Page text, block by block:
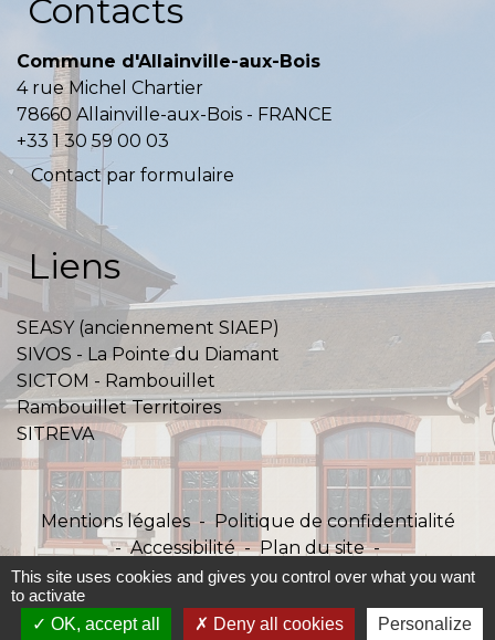
Contacts
Commune d'Allainville-aux-Bois
4 rue Michel Chartier
78660 Allainville-aux-Bois - FRANCE
+33 1 30 59 00 03
Contact par formulaire
Liens
SEASY (anciennement SIAEP)
SIVOS - La Pointe du Diamant
SICTOM - Rambouillet
Rambouillet Territoires
SITREVA
Mentions légales - Politique de confidentialité
- Accessibilité - Plan du site -
Gestion des cookies
Site créé en partenariat avec Réseau des Communes
This site uses cookies and gives you control over what you want
to activate
OK, accept all
Deny all cookies Personalize